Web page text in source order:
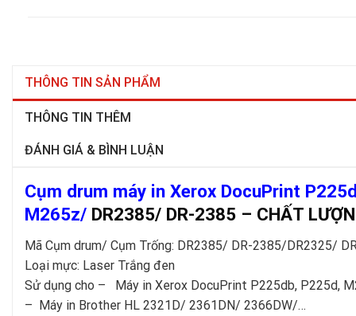
THÔNG TIN SẢN PHẨM
THÔNG TIN THÊM
ĐÁNH GIÁ & BÌNH LUẬN
Cụm drum máy in Xerox DocuPrint
M265z/ DR2385/ DR-2385 – CHẤT
Mã Cụm drum/ Cụm Trống: DR2385/ DR-2385/DR2325/
Loại mực: Laser Trắng đen
Sử dụng cho – Máy in Xerox DocuPrint P225db, P225d,
– Máy in Brother HL 2321D/ 2361DN/ 2366DW/…